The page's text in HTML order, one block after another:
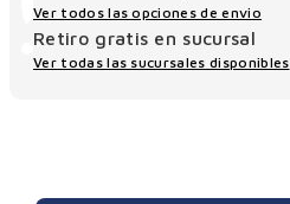
Ver todos las opciones de envio
Retiro gratis en sucursal
Ver todas las sucursales disponibles